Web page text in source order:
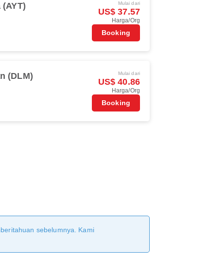
Mulai dari
US$ 37.57
Harga/Org
Booking
(DLM) Mulai dari
US$ 40.86
Harga/Org
Booking
sebelumnya. Kami